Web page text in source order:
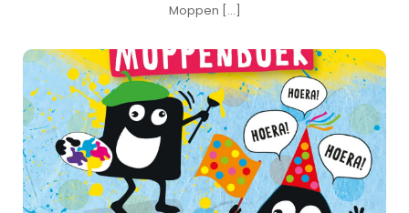
Moppen […]